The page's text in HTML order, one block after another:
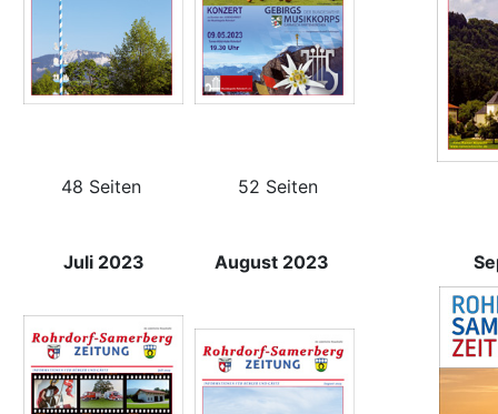
48 Seiten 52 Seiten
Juli 2023 August 2023